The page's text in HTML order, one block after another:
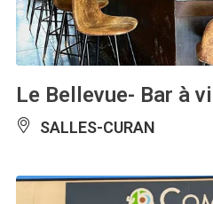
Le Bellevue- Bar à
SALLES-CURAN